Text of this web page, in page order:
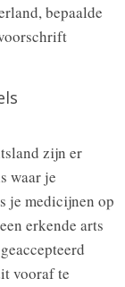
bepaalde
zijn er
waar je
je medicijnen op
erkende arts
vooraf te